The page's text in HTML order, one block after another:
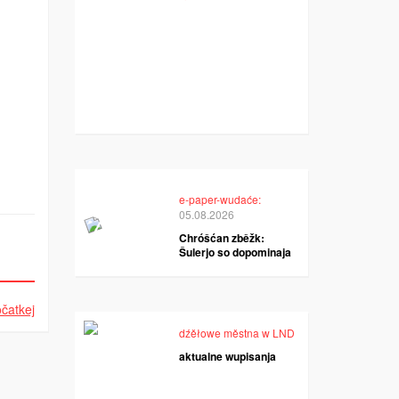
e-paper-wudaće:
05.08.2026
Chróšćan zběžk:
Šulerjo so dopominaja
dźěłowe městna w LND
aktualne wupisanja